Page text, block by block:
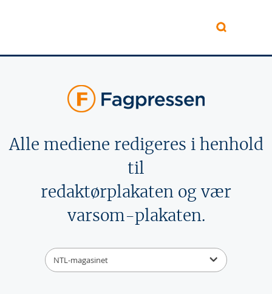
Alle mediene redigeres i henhold
til
redaktørplakaten og vær
varsom-plakaten.
NTL-magasinet